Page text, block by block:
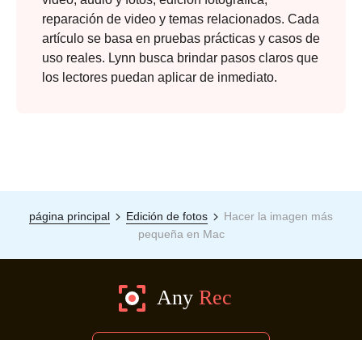
reparación de video y temas relacionados. Cada
artículo se basa en pruebas prácticas y casos de
uso reales. Lynn busca brindar pasos claros que
los lectores puedan aplicar de inmediato.
página principal Edición de fotos
Hacer la imagen más
pequeña en Mac